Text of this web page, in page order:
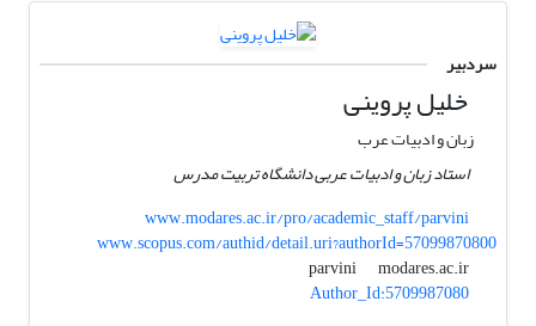
سردبیر
خلیل پروینی
زبان و ادبیات عرب
استاد زبان و ادبیات عربی دانشگاه تربیت مدرس
www.modares.ac.ir/pro/academic_staff/parvini
www.scopus.com/authid/detail.uri?authorId=57099870800
parvini
modares.ac.ir
Author_Id:5709987080